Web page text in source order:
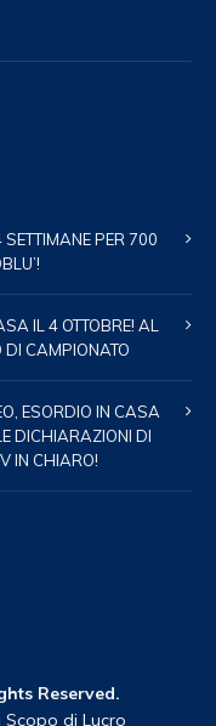
PER 700
IL 4 OTTOBRE! AL
DI CAMPIONATO
ESORDIO IN CASA
DICHIARAZIONI DI
IN CHIARO!
Reserved.
di Lucro